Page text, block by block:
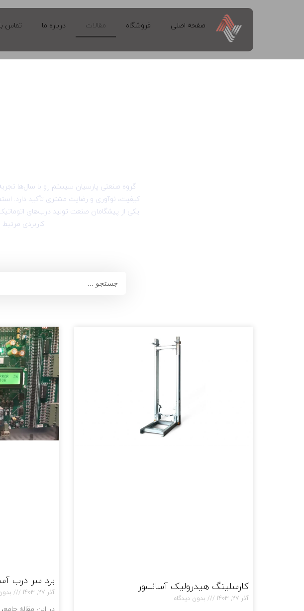
صفحه اصلی فروشگاه مقالات درباره ما تماس
گروه صنعتی پارسیان سیستم رو با سال‌ها
کیفیت، نوآوری و رضایت مشتری تأکید دارد.
یکی از پیشگامان صنعت تولید درب‌های
کاربردی
کارسلینگ هیدرولیک آسانسور
آذر 27, 1403 بدون دیدگاه
برد سر درب
آذر 27, 1403